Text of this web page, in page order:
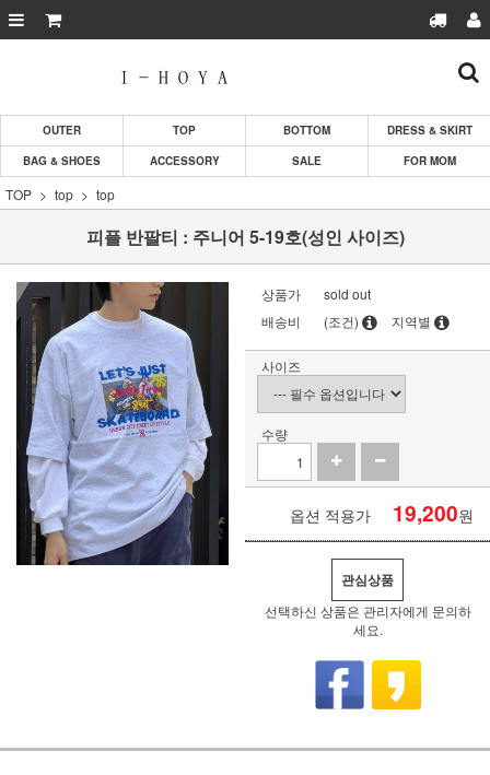
OUTER TOP BOTTOM
DRESS & SKIRT
BAG & SHOES
ACCESSORY SALE FOR MOM
TOP top top
피플 반팔티 : 주니어 5-19호(성인 사이즈)
상품가
sold out
배송비
(조건) 지역별
사이즈
수량
옵션 적용가 19,200원
관심상품
선택하신 상품은 관리자에게 문의하
세요.